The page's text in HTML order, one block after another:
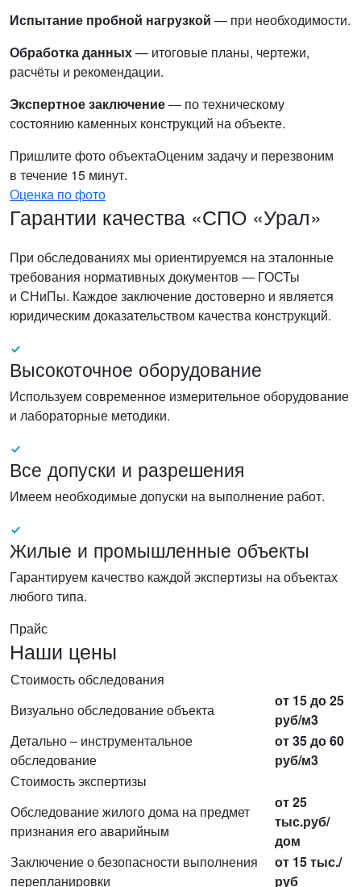
Испытание пробной нагрузкой — при необходимости.
Обработка данных— итоговые планы, чертежи,
расчёты и рекомендации.
Экспертное заключение— по техническому
состоянию каменных конструкций на объекте.
Пришлите фото объектаОценим задачу и перезвоним
в течение 15 минут.
Оценка по фото
Гарантии качества «СПО «Урал»
При обследованиях мы ориентируемся на эталонные
требования нормативных документов — ГОСТы
и СНиПы. Каждое заключение достоверно и является
юридическим доказательством качества конструкций.
Высокоточное оборудование
Используем современное измерительное оборудование
и лабораторные методики.
Все допуски и разрешения
Имеем необходимые допуски на выполнение работ.
Жилые и промышленные объекты
Гарантируем качество каждой экспертизы на объектах
любого типа.
Прайс
Наши цены
Стоимость обследования
Визуально обследование объекта
от 15 до 25
руб/м3
Детально – инструментальное
обследование
от 35 до 60
руб/м3
Стоимость экспертизы
Обследование жилого дома на предмет
признания его аварийным
от 25
тыс.руб/
дом
Заключение о безопасности выполнения
перепланировки
от 15 тыс./
руб